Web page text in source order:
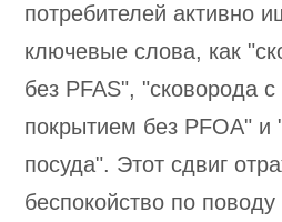
потребителей активно
ключевые слова, как
без PFAS", "сковорода
покрытием без PFOA" и
посуда". Этот сдвиг
беспокойство по